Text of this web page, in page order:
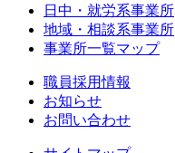
日中・就労系事業所
地域・相談系事業所
事業所一覧マップ
職員採用情報
お知らせ
お問い合わせ